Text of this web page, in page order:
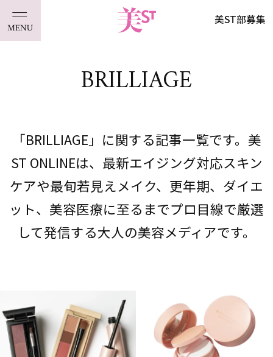
美ST部募集
BRILLIAGE
「BRILLIAGE」に関する記事一覧です。美
ST ONLINEは、最新エイジング対応スキン
ケアや最旬若見えメイク、更年期、ダイエ
ット、美容医療に至るまでプロ目線で厳選
して発信する大人の美容メディアです。